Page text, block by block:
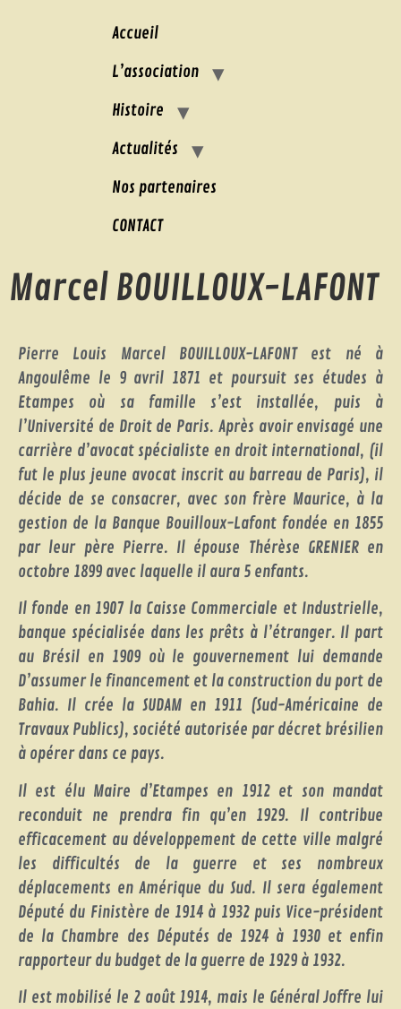
Accueil
L’association
Histoire
Actualités
Nos partenaires
CONTACT
Marcel BOUILLOUX-LAFONT
Pierre Louis Marcel BOUILLOUX-LAFONT est né à
Angoulême le 9 avril 1871 et poursuit ses études à
Etampes où sa famille s’est installée, puis à
l’Université de Droit de Paris. Après avoir envisagé une
carrière d’avocat spécialiste en droit international, (il
fut le plus jeune avocat inscrit au barreau de Paris), il
décide de se consacrer, avec son frère Maurice, à la
gestion de la Banque Bouilloux-Lafont fondée en 1855
par leur père Pierre. Il épouse Thérèse GRENIER en
octobre 1899 avec laquelle il aura 5 enfants.
Il fonde en 1907 la Caisse Commerciale et Industrielle,
banque spécialisée dans les prêts à l’étranger. Il part
au Brésil en 1909 où le gouvernement lui demande
D’assumer le financement et la construction du port de
Bahia. Il crée la SUDAM en 1911 (Sud-Américaine de
Travaux Publics), société autorisée par décret brésilien
à opérer dans ce pays.
Il est élu Maire d’Etampes en 1912 et son mandat
reconduit ne prendra fin qu’en 1929. Il contribue
efficacement au développement de cette ville malgré
les difficultés de la guerre et ses nombreux
déplacements en Amérique du Sud. Il sera également
Député du Finistère de 1914 à 1932 puis Vice-président
de la Chambre des Députés de 1924 à 1930 et enfin
rapporteur du budget de la guerre de 1929 à 1932.
Il est mobilisé le 2 août 1914, mais le Général Joffre lui